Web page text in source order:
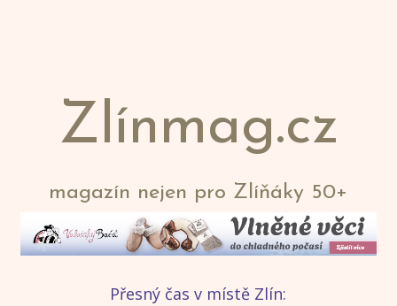
Zlínmag.cz
magazín nejen pro Zlíňáky 50+
Přesný čas v místě Zlín: